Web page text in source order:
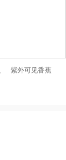
紫外可见香蕉